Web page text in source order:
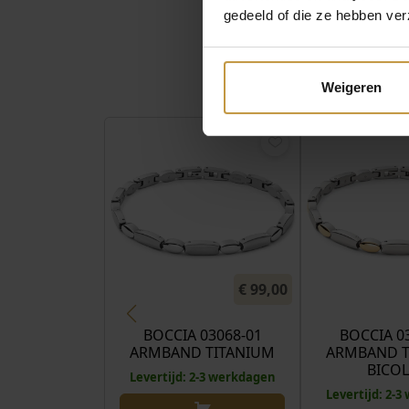
gedeeld of die ze hebben
Weigeren
€ 99,00
BOCCIA 03068-01
ARMBAND TITANIUM
Levertijd: 2-3 werkdagen
BOCCIA
ARMBAND
Levertijd: 2-3